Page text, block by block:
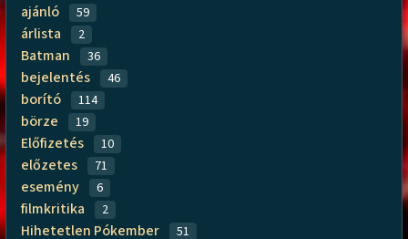
ajánló 59
árlista 2
Batman 36
bejelentés 46
borító 114
börze 19
Előfizetés 10
előzetes 71
esemény 6
filmkritika 2
Hihetetlen Pókember 51